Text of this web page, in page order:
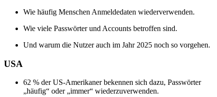
Wie häufig Menschen Anmeldedaten wiederverwenden.
Wie viele Passwörter und Accounts betroffen sind.
Und warum die Nutzer auch im Jahr 2025 noch so vorgehen.
USA
62 % der US-Amerikaner bekennen sich dazu, Passwörter
„häufig“ oder „immer“ wiederzuverwenden.